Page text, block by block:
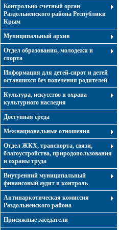
Контрольно-счетный орган
Раздольненского района Республики
Крым
Муниципальный архив
Отдел образования, молодежи и
спорта
Информация для детей-сирот и детей
оставшихся без попечения родителей
Культура, искусство и охрана
культурного наследия
Доступная среда
Межнациональные отношения
Отдел ЖКХ, транспорта, связи,
благоустройства, природопользования
и охраны труда
Внутренний муниципальный
финансовый аудит и контроль
Антинаркотическая комиссия
Раздольненского района
Присяжные заседатели